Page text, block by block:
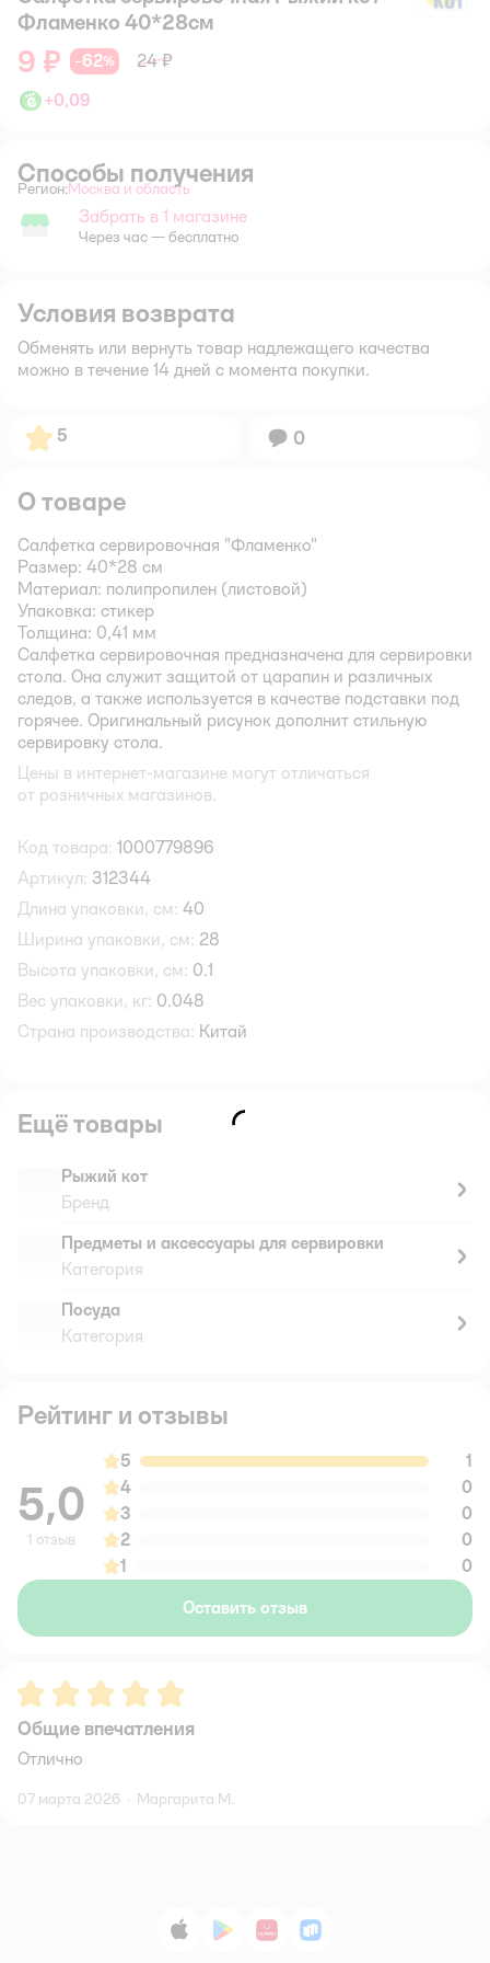
Фламенко 40*28см
9 ₽ −62%
24 ₽
+0,09
Способы получения
Регион: Выбор адреса доставки.
Москва и область
Забрать в магазине
Забрать в 1 магазине
Через час — бесплатно
Условия возврата
Обменять или вернуть товар надлежащего качества
можно в течение 14 дней с момента покупки.
Рейтинг:
5 Вопросов:
0
О товаре
Салфетка сервировочная "Фламенко"
Размер: 40*28 см
Материал: полипропилен (листовой)
Упаковка: стикер
Толщина: 0,41 мм
Салфетка сервировочная предназначена для сервировки
стола. Она служит защитой от царапин и различных
следов, а также используется в качестве подставки под
горячее. Оригинальный рисунок дополнит стильную
сервировку стола.
Цены в интернет-магазине могут отличаться
от розничных магазинов.
Код товара: 1000779896
Артикул: 312344
Длина упаковки, см: 40
Ширина упаковки, см: 28
Высота упаковки, см: 0.1
Вес упаковки, кг: 0.048
Страна производства: Китай
Ещё товары
Рыжий кот
Бренд
Предметы и аксессуары для сервировки
Категория
Посуда
Категория
Рейтинг и отзывы
5,0
1 отзыв
5
1
4
0
3
0
2
0
1
0
Оставить отзыв
Рейтинг:5
Общие впечатления
Отлично
07 марта 2026 · Маргарита М.
App StoreGoogle Play
AppGallery
RuStore